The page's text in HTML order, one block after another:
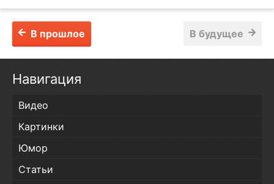
В будущее
В прошлое
Навигация
Видео
Картинки
Юмор
Статьи